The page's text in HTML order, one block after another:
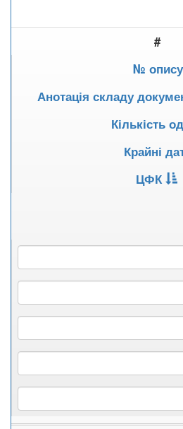
#
№ опису
Анотація складу
Кількість
Крайні
ЦФК